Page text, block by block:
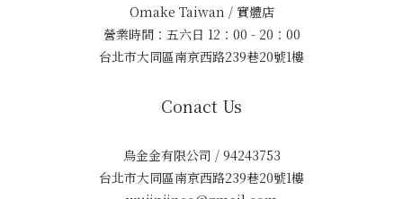
Omake Taiwan / 實體店
營業時間：五六日 12：00 - 20：00
台北市大同區南京西路239巷20號1樓
Conact Us
烏金金有限公司 / 94243753
台北市大同區南京西路239巷20號1樓